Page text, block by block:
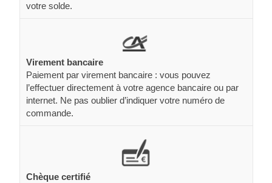
votre solde.
Virement bancaire
Paiement par virement bancaire : vous pouvez
l’effectuer directement à votre agence bancaire ou par
internet. Ne pas oublier d’indiquer votre numéro de
commande.
Chèque certifié